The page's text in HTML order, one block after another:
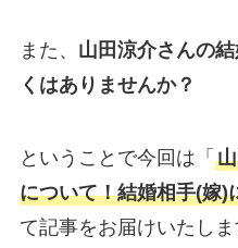
また、 山田涼介さんの
くはありませんか？
ということで今回は「
について！結婚相手(嫁)
て記事をお届けいたしま